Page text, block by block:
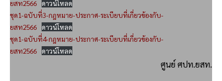
ยสท2566
ดาวน์โหลด
ชุด1-ฉบับที่3-กฎหมาย-ประกาศ-ระเบียบที่เกี่ยวข้องกับ-
ยสท2566
ดาวน์โหลด
ชุด1-ฉบับที่4-กฎหมาย-ประกาศ-ระเบียบที่เกี่ยวข้องกับ-
ยสท2566
ดาวน์โหลด
ศูนย์ ศปท.ยสท.